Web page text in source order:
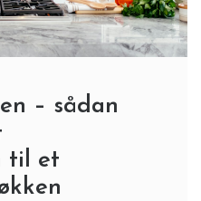
– sådan
til et